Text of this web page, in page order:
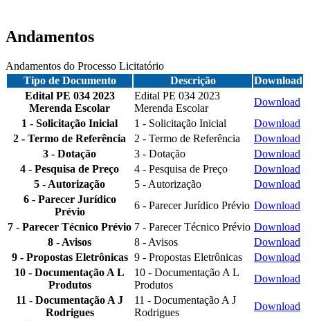
Andamentos
Andamentos do Processo Licitatório
Tipo de Documento
Descrição
Download
Edital PE 034 2023
Merenda Escolar
Edital PE 034 2023
Merenda Escolar
Download
1 - Solicitação Inicial
1 - Solicitação Inicial
Download
2 - Termo de Referência
2 - Termo de Referência
Download
3 - Dotação
3 - Dotação
Download
4 - Pesquisa de Preço
4 - Pesquisa de Preço
Download
5 - Autorização
5 - Autorização
Download
6 - Parecer Jurídico
Prévio
6 - Parecer Jurídico Prévio Download
7 - Parecer Técnico Prévio 7 - Parecer Técnico Prévio Download
8 - Avisos
8 - Avisos
Download
9 - Propostas Eletrônicas 9 - Propostas Eletrônicas
Download
10 - Documentação A L
Produtos
10 - Documentação A L
Produtos
Download
11 - Documentação A J
Rodrigues
11 - Documentação A J
Rodrigues
Download